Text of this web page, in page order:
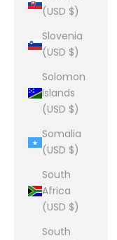
(USD $)
Slovenia
(USD $)
Solomon
Islands
(USD $)
Somalia
(USD $)
South
Africa
(USD $)
South